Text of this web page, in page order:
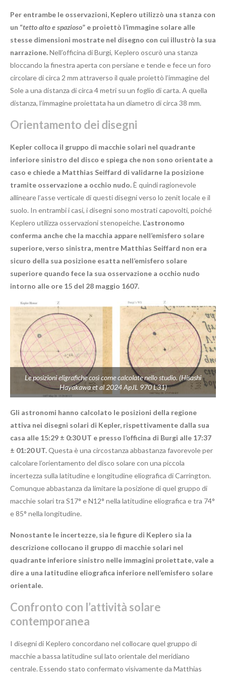
Per entrambe le osservazioni, Keplero utilizzò una stanza con
un “tetto alto e spazioso” e proiettò l’immagine solare alle
stesse dimensioni mostrate nel disegno con cui illustrò la sua
narrazione.Nell’officina di Burgi, Keplero oscurò una stanza
bloccando la finestra aperta con persiane e tende e fece un foro
circolare di circa 2 mm attraverso il quale proiettò l’immagine del
Sole a una distanza di circa 4 metri su un foglio di carta. A quella
distanza, l’immagine proiettata ha un diametro di circa 38 mm.
Orientamento dei disegni
Kepler colloca il gruppo di macchie solari nel quadrante
inferiore sinistro del disco e spiega che non sono orientate a
caso e chiede a Matthias Seiffard di validarne la posizione
tramite osservazione a occhio nudo.È quindi ragionevole
allineare l’asse verticale di questi disegni verso lo zenit locale e il
suolo. In entrambi i casi, i disegni sono mostrati capovolti, poiché
Keplero utilizza osservazioni stenopeiche. L’astronomo
conferma anche che la macchia appare nell’emisfero solare
superiore, verso sinistra, mentre Matthias Seiffard non era
sicuro della sua posizione esatta nell’emisfero solare
superiore quando fece la sua osservazione a occhio nudo
intorno alle ore 15 del 28 maggio 1607.
Le posizioni eligrafiche così come calcolate nello studio. (Hisashi
Hayakawa et al 2024 ApJL 970 L31)
Gli astronomi hanno calcolato le posizioni della regione
attiva nei disegni solari di Kepler, rispettivamente dalla sua
casa alle 15:29 ± 0:30 UT e presso l’officina di Burgi alle 17:37
± 01:20 UT.Questa è una circostanza abbastanza favorevole per
calcolare l’orientamento del disco solare con una piccola
incertezza sulla latitudine e longitudine eliografica di Carrington.
Comunque abbastanza da limitare la posizione di quel gruppo di
macchie solari tra S17° e N12° nella latitudine eliografica e tra 74°
e 85° nella longitudine.
Nonostante le incertezze, sia le figure di Keplero sia la
descrizione collocano il gruppo di macchie solari nel
quadrante inferiore sinistro nelle immagini proiettate, vale a
dire a una latitudine eliografica inferiore nell’emisfero solare
orientale.
Confronto con l’attività solare
contemporanea
I disegni di Keplero concordano nel collocare quel gruppo di
macchie a bassa latitudine sul lato orientale del meridiano
centrale. Essendo stato confermato visivamente da Matthias